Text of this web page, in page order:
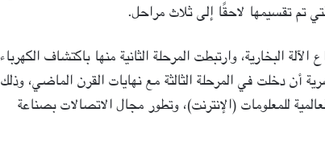
تم تقسيمها لاحقًا إلى ثلاث مراحل.
البخارية، وارتبطت المرحلة الثانية منها باكتشاف الكهرباء
أن دخلت في المرحلة الثالثة مع نهايات القرن الماضي، وذلك
للمعلومات (الإنترنت)، وتطور مجال الاتصالات بصناعة